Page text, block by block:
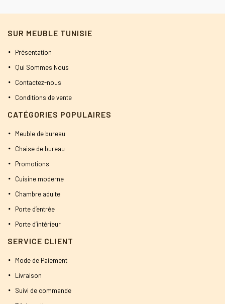
SUR MEUBLE TUNISIE
Présentation
Qui Sommes Nous
Contactez-nous
Conditions de vente
CATÉGORIES POPULAIRES
Meuble de bureau
Chaise de bureau
Promotions
Cuisine moderne
Chambre adulte
Porte d’entrée
Porte d’intérieur
SERVICE CLIENT
Mode de Paiement
Livraison
Suivi de commande